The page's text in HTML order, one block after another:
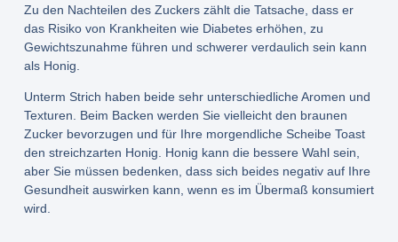
Zu den Nachteilen des Zuckers zählt die Tatsache, dass er
das Risiko von Krankheiten wie Diabetes erhöhen, zu
Gewichtszunahme führen und schwerer verdaulich sein kann
als Honig.
Unterm Strich haben beide sehr unterschiedliche Aromen und
Texturen. Beim Backen werden Sie vielleicht den braunen
Zucker bevorzugen und für Ihre morgendliche Scheibe Toast
den streichzarten Honig. Honig kann die bessere Wahl sein,
aber Sie müssen bedenken, dass sich beides negativ auf Ihre
Gesundheit auswirken kann, wenn es im Übermaß konsumiert
wird.